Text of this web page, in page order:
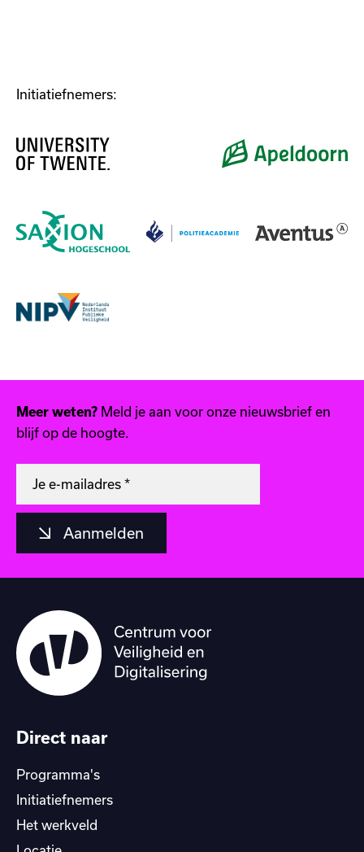
Initiatiefnemers:
Meer weten? Meld je aan voor onze nieuwsbrief en
blijf op de hoogte.
Aanmelden
Direct naar
Programma's
Initiatiefnemers
Het werkveld